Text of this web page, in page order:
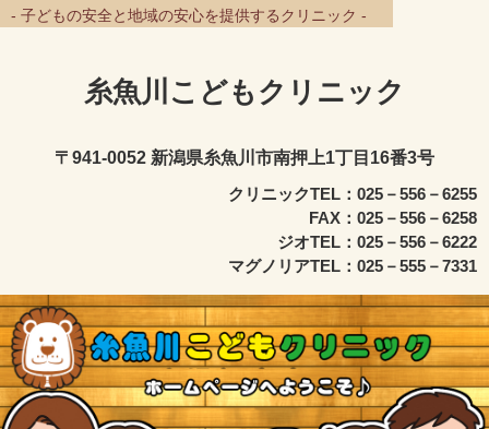
- 子どもの安全と地域の安心を提供するクリニック -
糸魚川こどもクリニック
〒941-0052 新潟県糸魚川市南押上1丁目16番3号
クリニックTEL：025－556－6255
FAX：025－556－6258
ジオTEL：025－556－6222
マグノリアTEL：025－555－7331